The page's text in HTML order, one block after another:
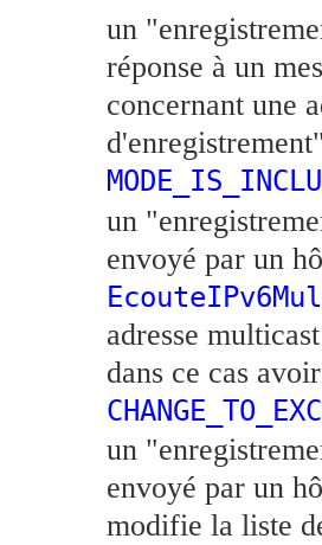
un
réponse à un
concernant une
un
envoyé par un
adresse
dans ce cas
un
envoyé par un
modifie la liste